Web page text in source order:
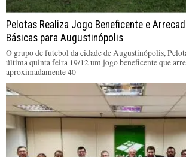
Pelotas Realiza Jogo Beneficente e
Básicas para Augustinópolis
O grupo de futebol da cidade de Augustinópolis,
última quinta feira 19/12 um jogo beneficente que
aproximadamente 40